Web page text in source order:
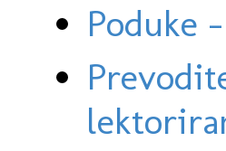
Poduke